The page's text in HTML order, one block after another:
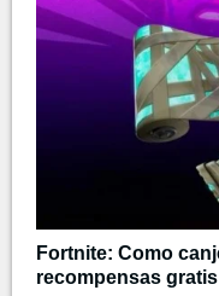
Fortnite: Como
recompensas